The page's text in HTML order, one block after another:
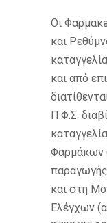
Oι
και
και από
Π.Φ.Σ.
Φαρμάκων
και στη
Ελέγχων